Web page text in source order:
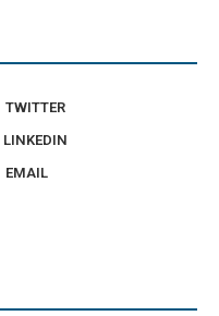
TWITTER
LINKEDIN
EMAIL